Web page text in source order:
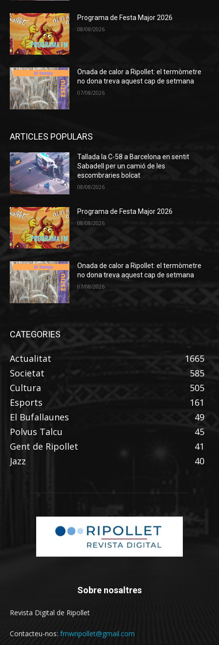
Programa de Festa Major 2026
08/08/2026
Onada de calor a Ripollet: el termòmetre
no dona treva aquest cap de setmana
07/08/2026
ARTICLES POPULARS
Tallada la C-58 a Barcelona en sentit
Sabadell per un camió de les
escombraries bolcat
08/08/2026
Programa de Festa Major 2026
08/08/2026
Onada de calor a Ripollet: el termòmetre
no dona treva aquest cap de setmana
07/08/2026
CATEGORIES
Actualitat
1665
Societat
585
Cultura
505
Esports
161
El Bufallaunes
49
Polvus Talcu
45
Gent de Ripollet
41
Jazz
40
Sobre nosaltres
Revista Digital de Ripollet
Contacteu-nos: fmwripollet@gmail.com